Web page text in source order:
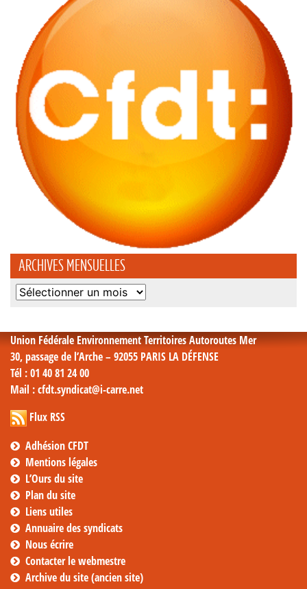
ARCHIVES MENSUELLES
Archives
Union Fédérale Environnement Territoires Autoroutes Mer
30, passage de l’Arche – 92055 PARIS LA DÉFENSE
Tél : 01 40 81 24 00
Mail : cfdt.syndicat@i-carre.net
Flux RSS
Adhésion CFDT
Mentions légales
L’Ours du site
Plan du site
Liens utiles
Annuaire des syndicats
Nous écrire
Contacter le webmestre
Archive du site (ancien site)